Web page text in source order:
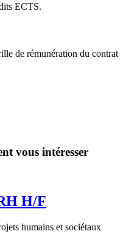
ECTS.
de rémunération du contrat
vous intéresser
H/F
humains et sociétaux